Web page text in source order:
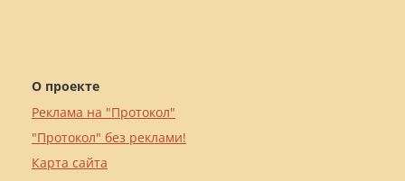
О проекте
Реклама на "Протокол"
"Протокол" без реклами!
Карта сайта